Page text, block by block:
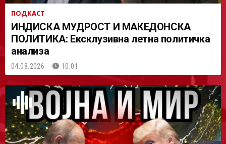
ПОДКАСТ
ИНДИСКА МУДРОСТ И МАКЕДОНСКА
ПОЛИТИКА: Ексклузивна летна политичка
анализа
04.08.2026. 10:01